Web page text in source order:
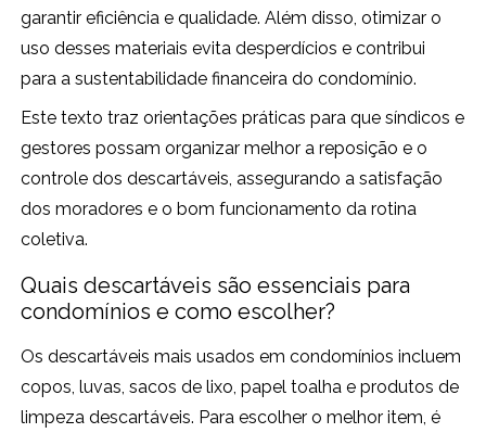
garantir eficiência e qualidade. Além disso, otimizar o
uso desses materiais evita desperdícios e contribui
para a sustentabilidade financeira do condomínio.
Este texto traz orientações práticas para que síndicos e
gestores possam organizar melhor a reposição e o
controle dos descartáveis, assegurando a satisfação
dos moradores e o bom funcionamento da rotina
coletiva.
Quais descartáveis são essenciais para
condomínios e como escolher?
Os descartáveis mais usados em condomínios incluem
copos, luvas, sacos de lixo, papel toalha e produtos de
limpeza descartáveis. Para escolher o melhor item, é